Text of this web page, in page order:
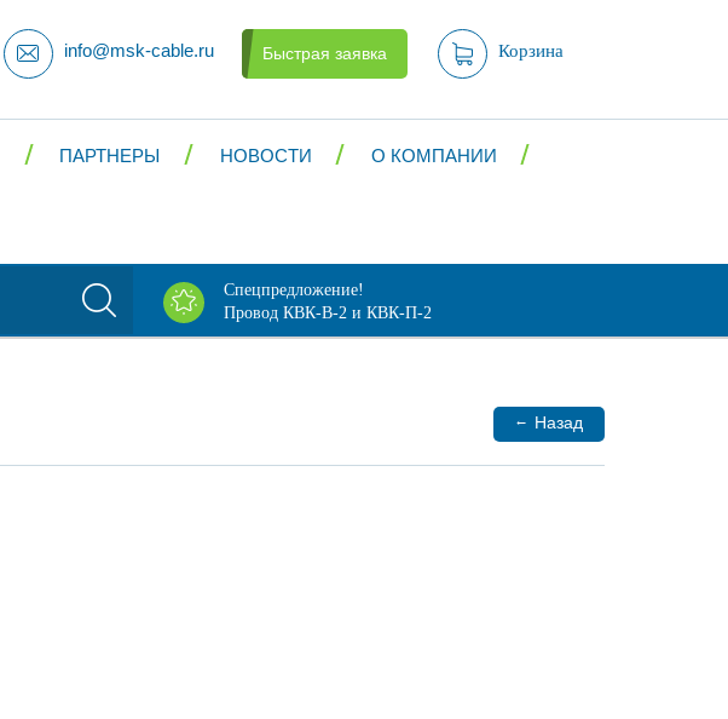
info@msk-cable.ru Быстрая заявка Корзина
ПАРТНЕРЫ НОВОСТИ О КОМПАНИИ
Спецпредложение!
Провод КВК-В-2 и КВК-П-2
← Назад